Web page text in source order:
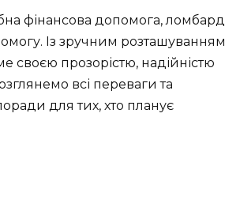
фінансова допомога, ломбард
Із зручним розташуванням
своєю прозорістю, надійністю
всі переваги та
для тих, хто планує